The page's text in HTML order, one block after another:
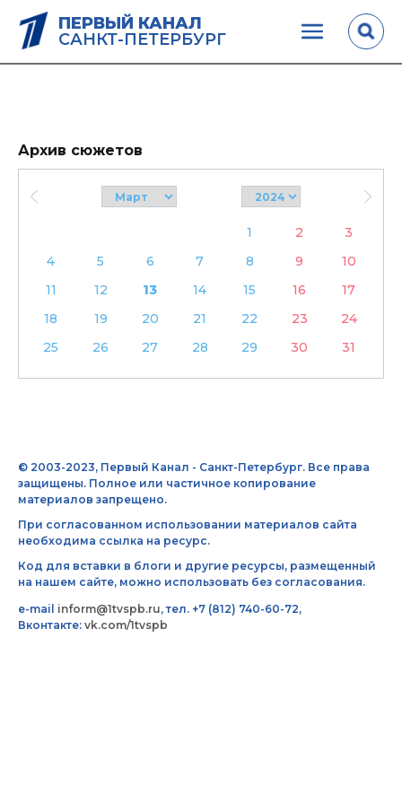
ПЕРВЫЙ КАНАЛ
САНКТ-ПЕТЕРБУРГ
Архив сюжетов
1 2
3
4
5 6 7 8 9
10
11
12 13 14 15 16
17
18
19 20 21 22 23
24
25
26 27 28 29 30 31
© 2003-2023, Первый Канал - Санкт-Петербург. Все права
защищены. Полное или частичное копирование
материалов запрещено.
При согласованном использовании материалов сайта
необходима ссылка на ресурс.
Код для вставки в блоги и другие ресурсы, размещенный
на нашем сайте, можно использовать без согласования.
e-mail inform@1tvspb.ru, тел. +7 (812) 740-60-72,
Вконтакте: vk.com/1tvspb